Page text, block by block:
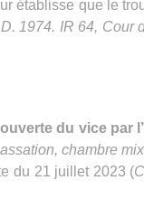
établisse que le
1974. IR 64,
du vice par
chambre
du 21 juillet 2023 (